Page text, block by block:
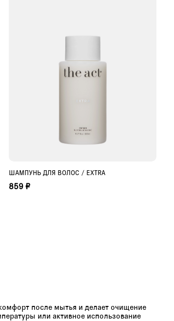
ДОБАВИТЬ В КОРЗИНУ
ШАМПУНЬ ДЛЯ ВОЛОС / EXTRA
859 ₽
после мытья и делает очищение
или активное использование